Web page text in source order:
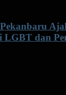
LGBT dan